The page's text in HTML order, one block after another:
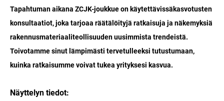
Tapahtuman aikana ZCJK-joukkue on käytettävissäkasvotusten
konsultaatiot, joka tarjoaa räätälöityjä ratkaisuja ja näkemyksiä
rakennusmateriaaliteollisuuden uusimmista trendeistä.
Toivotamme sinut lämpimästi tervetulleeksi tutustumaan,
kuinka ratkaisumme voivat tukea yrityksesi kasvua.
Näyttelyn tiedot: